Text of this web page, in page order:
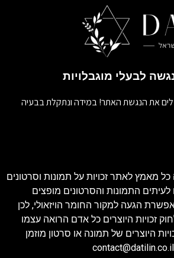
לבעלי מוגבלויות
את הנגשת האתר! במידה ונתקלת בבעיה
מאמץ לאתר זכויות על תמונות וסרטונים
התמונות והסרטונים מופצים
הגעה למקור החומר הויזאולי, לכן
לסעיף 27א' לחוק זכויות היוצרים כל אדם הרואה עצמו
היוצרים של תמונה או סרטון מוזמן
contact@datilin.co.il